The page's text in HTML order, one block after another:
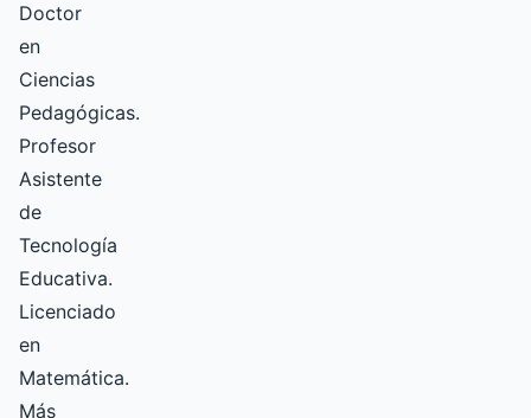
Doctor
en
Ciencias
Pedagógicas.
Profesor
Asistente
de
Tecnología
Educativa.
Licenciado
en
Matemática.
Más